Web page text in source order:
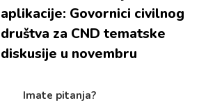
aplikacije: Govornici civilnog
društva za CND tematske
diskusije u novembru
Imate pitanja?